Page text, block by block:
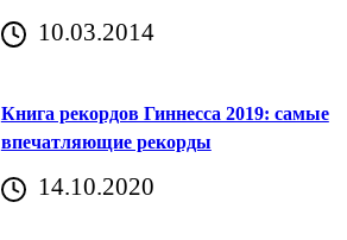
10.03.2014
Книга рекордов Гиннесса 2019: самые
впечатляющие рекорды
14.10.2020